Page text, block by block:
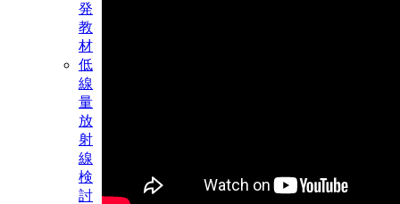
発
教
材
低
線
量
放
射
線
検
討